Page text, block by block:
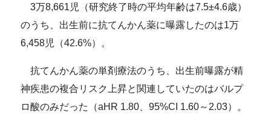
3万8,661児（研究終了時の平均年齢は7.5±4.6歳）
のうち、出生前に抗てんかん薬に曝露したのは1万
6,458児（42.6%）。
抗てんかん薬の単剤療法のうち、出生前曝露が精
神疾患の複合リスク上昇と関連していたのはバルプ
ロ酸のみだった（aHR 1.80、95%CI 1.60～2.03）。